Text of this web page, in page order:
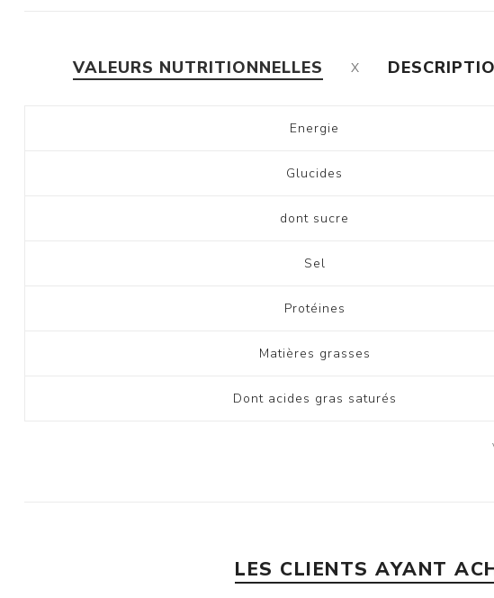
VALEURS NUTRITIONNELLES
Energie
Glucides
dont sucre
Sel
Protéines
Matières grasses
Dont acides gras saturés
LES CLIENTS AYANT